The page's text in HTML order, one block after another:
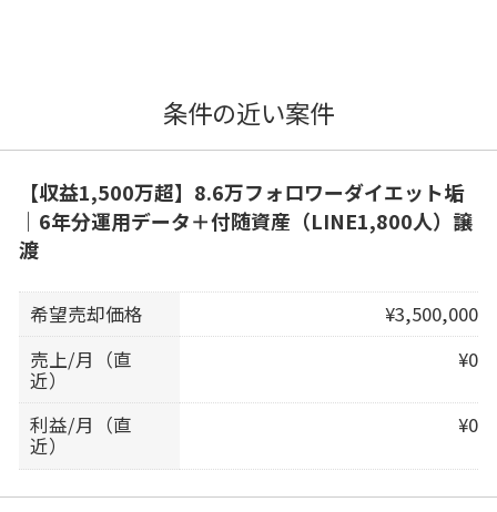
条件の近い案件
【収益1,500万超】8.6万フォロワーダイエット垢
｜6年分運用データ＋付随資産（LINE1,800人）譲
渡
希望売却価格
¥3,500,000
売上/月（直
近）
¥0
利益/月（直
近）
¥0